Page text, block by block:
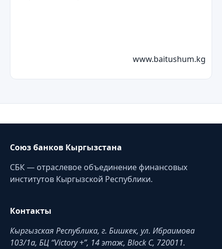
www.baitushum.kg
Союз банков Кыргызстана
СБК — отраслевое объединение финансовых
институтов Кыргызской Республики.
Контакты
Кыргызская Республика, г. Бишкек, ул. Ибраимова
103/1a, БЦ “Victory +”, 14 этаж, Block C, 720011.